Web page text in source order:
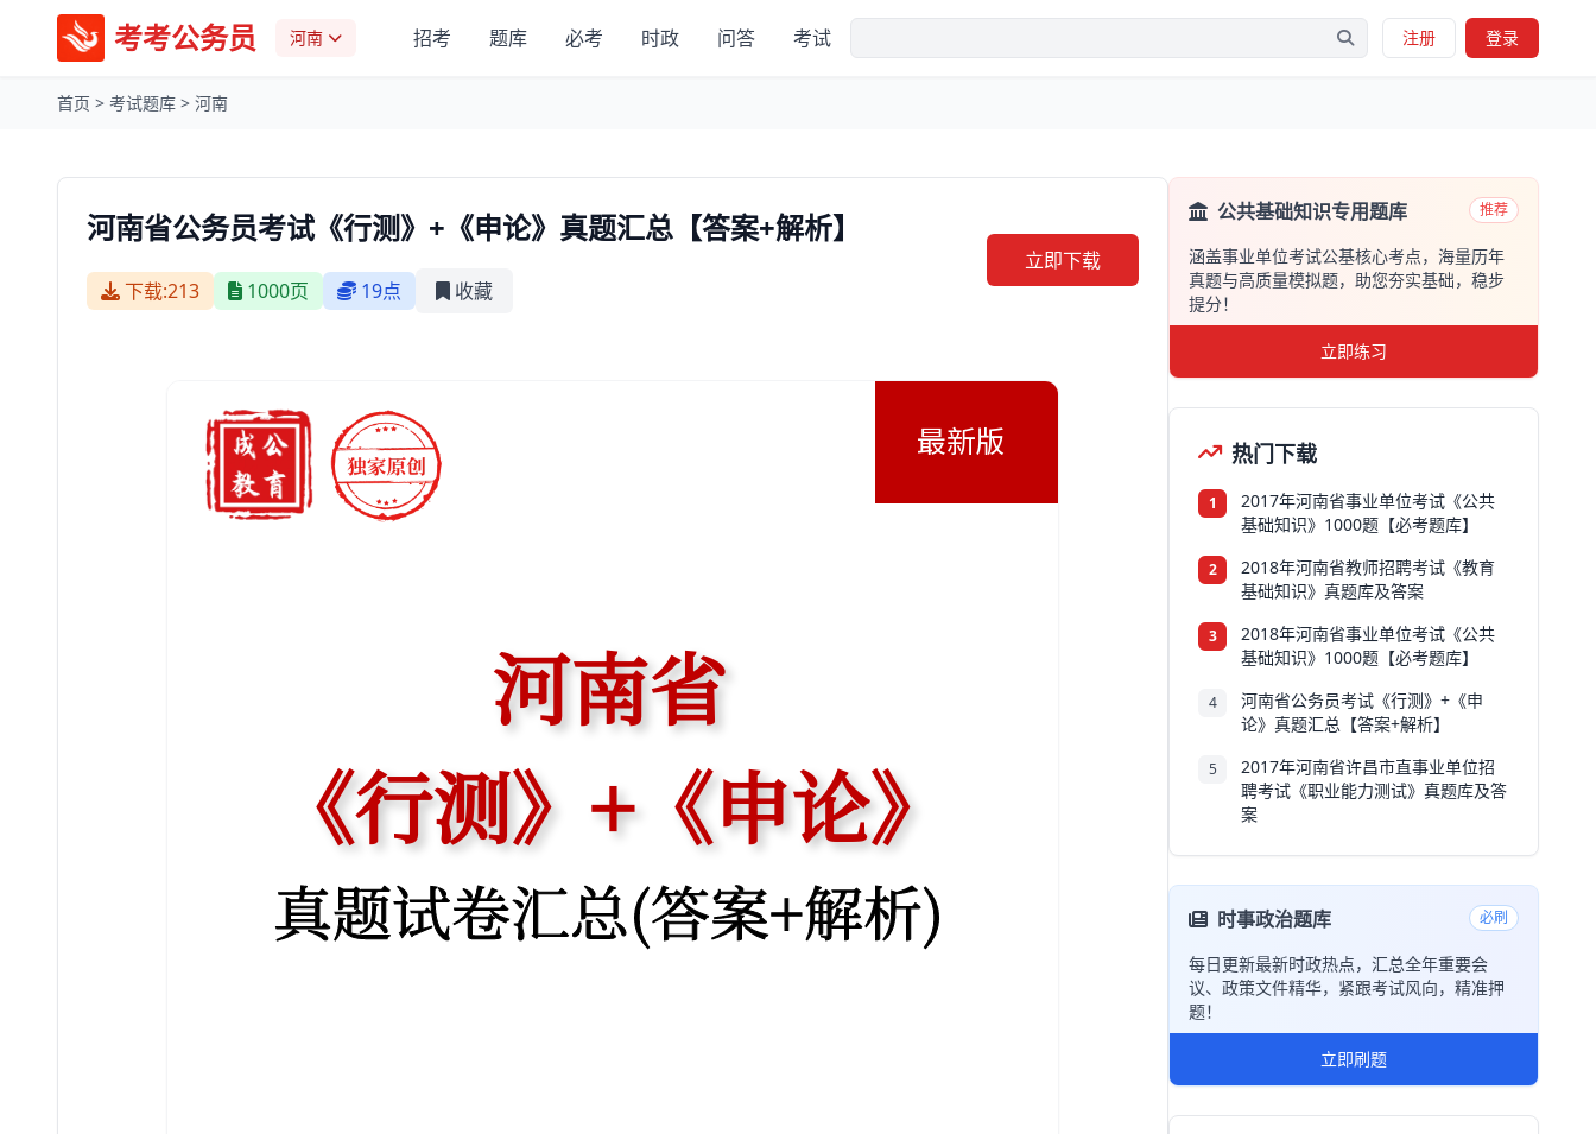
考考公务员 河南 招考 题库 必考 时政 问答 考试 注册 登录
首页 > 考试题库 > 河南
河南省公务员考试《行测》+《申论》真题汇总【答案+解析】
下载:213 1000页 19点 收藏
立即下载
公共基础知识专用题库 推荐
涵盖事业单位考试公基核心考点，海量历年
真题与高质量模拟题，助您夯实基础，稳步
提分！
立即练习
热门下载
1
2017年河南省事业单位考试《公共
基础知识》1000题【必考题库】
2
2018年河南省教师招聘考试《教育
基础知识》真题库及答案
3
2018年河南省事业单位考试《公共
基础知识》1000题【必考题库】
4
河南省公务员考试《行测》+《申
论》真题汇总【答案+解析】
5
2017年河南省许昌市直事业单位招
聘考试《职业能力测试》真题库及答
案
时事政治题库 必刷
每日更新最新时政热点，汇总全年重要会
议、政策文件精华，紧跟考试风向，精准押
题！
立即刷题